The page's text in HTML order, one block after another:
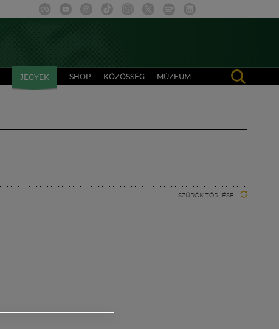
JEGYEK SHOP KÖZÖSSÉG MÚZEUM
SZŰRŐK TÖRLÉSE